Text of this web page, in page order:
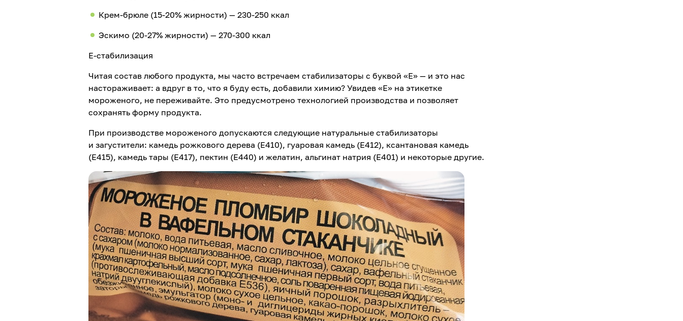
Крем-брюле (15-20% жирности) — 230-250 ккал
Эскимо (20-27% жирности) — 270-300 ккал
Е-стабилизация
Читая состав любого продукта, мы часто встречаем стабилизаторы с буквой «Е» — и это нас
настораживает: а вдруг в то, что я буду есть, добавили химию? Увидев «Е» на этикетке
мороженого, не переживайте. Это предусмотрено технологией производства и позволяет
сохранять форму продукта.
При производстве мороженого допускаются следующие натуральные стабилизаторы
и загустители: камедь рожкового дерева (Е410), гуаровая камедь (Е412), ксантановая камедь
(Е415), камедь тары (Е417), пектин (Е440) и желатин, альгинат натрия (Е401) и некоторые другие.